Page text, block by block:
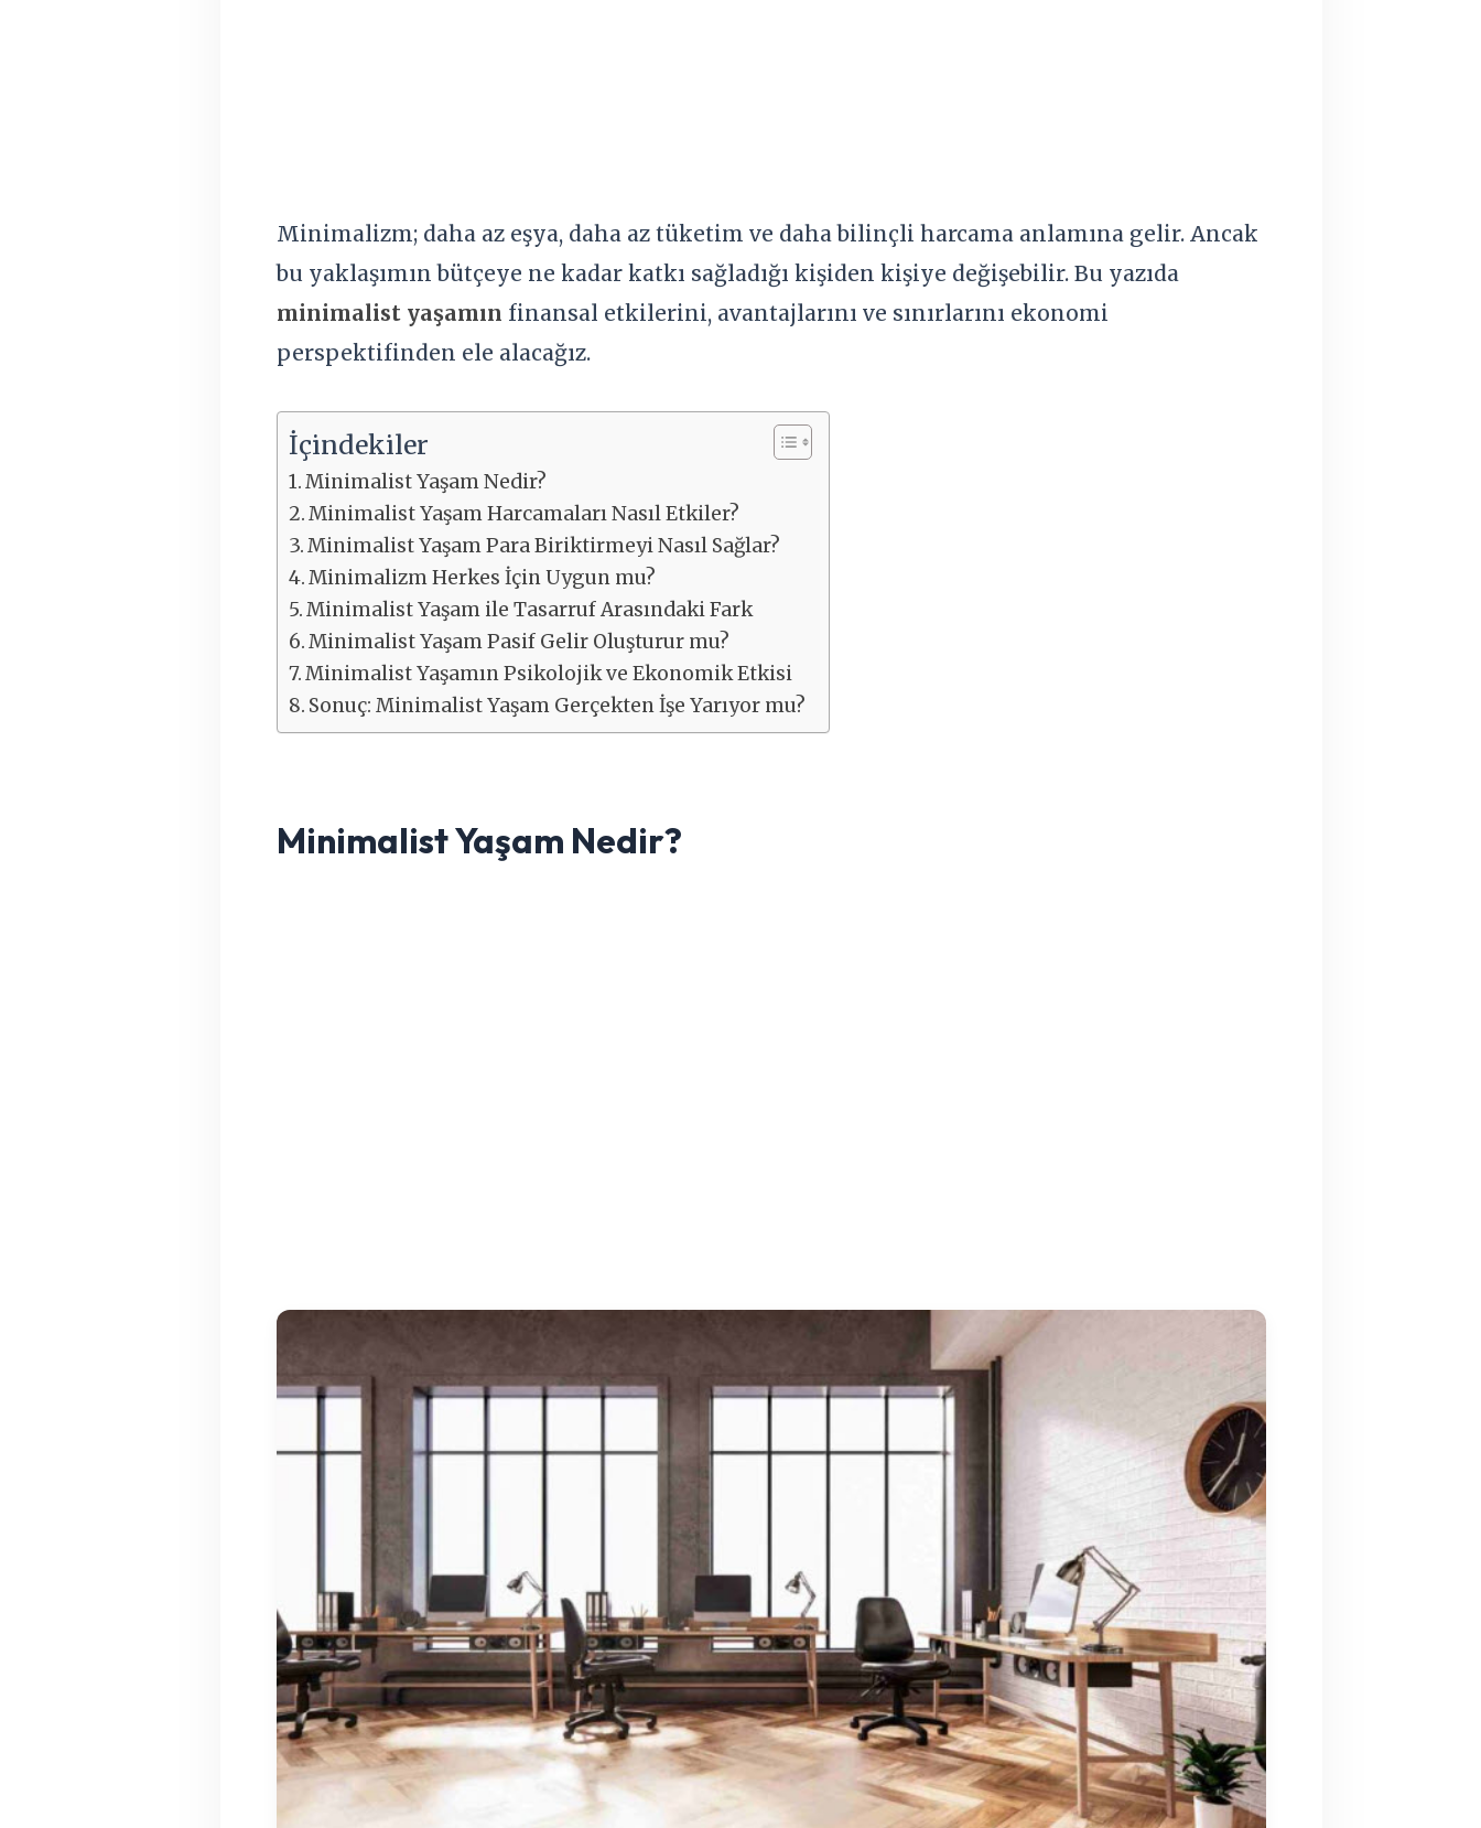
Minimalizm; daha az eşya, daha az tüketim ve daha bilinçli harcama anlamına gelir. Ancak
bu yaklaşımın bütçeye ne kadar katkı sağladığı kişiden kişiye değişebilir. Bu yazıda
minimalist yaşamın finansal etkilerini, avantajlarını ve sınırlarını ekonomi
perspektifinden ele alacağız.
İçindekiler
Minimalist Yaşam Nedir?
Minimalist Yaşam Harcamaları Nasıl Etkiler?
Minimalist Yaşam Para Biriktirmeyi Nasıl Sağlar?
Minimalizm Herkes İçin Uygun mu?
Minimalist Yaşam ile Tasarruf Arasındaki Fark
Minimalist Yaşam Pasif Gelir Oluşturur mu?
Minimalist Yaşamın Psikolojik ve Ekonomik Etkisi
Sonuç: Minimalist Yaşam Gerçekten İşe Yarıyor mu?
Minimalist Yaşam Nedir?